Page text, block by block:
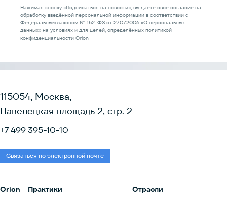
Нажимая кнопку «Подписаться на новости», вы даёте своё согласие на
обработку введённой персональной информации в соответствии с
Федеральным законом № 152-ФЗ от 27.07.2006 «О персональных
данных» на условиях и для целей, определённых политикой
конфиденциальности Orion
115054, Москва,
Павелецкая площадь 2, стр. 2
+7 499 395-10-10
Связаться по электронной почте
Orion Практики Отрасли